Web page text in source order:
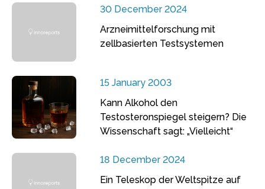
30 December 2024
Arzneimittelforschung mit
zellbasierten Testsystemen
15 January 2003
Kann Alkohol den
Testosteronspiegel steigern? Die
Wissenschaft sagt: „Vielleicht“
18 December 2024
Ein Teleskop der Weltspitze auf